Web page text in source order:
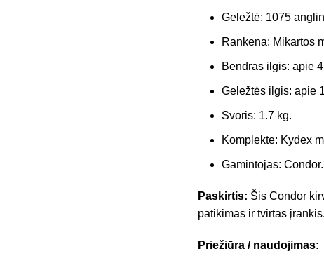
Geležtė: 1075
Rankena: Mikartos
Bendras ilgis: apie
Geležtės ilgis: apie
Svoris: 1.7 kg.
Komplekte: Kydex
Gamintojas: Condor.
Paskirtis: Šis Condor
patikimas ir tvirtas įrankis.
Priežiūra / naudojimas: